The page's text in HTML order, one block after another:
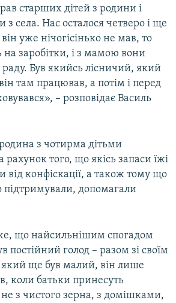
старших дітей з родини і
з села. Нас осталося четверо і ще
уже нічогісінько не мав, то
на заробітки, і з мамою вони
Був якийсь лісничий, який
там працював, а потім і перед
– розповідає Василь
з чотирма дітьми
того, що якісь запаси їжі
від конфіскації, а також тому що
допомагали
що найсильнішим спогадом
постійний голод – разом зі своїм
ще був малий, він лише
коли батьки принесуть
з чистого зерна, з домішками,